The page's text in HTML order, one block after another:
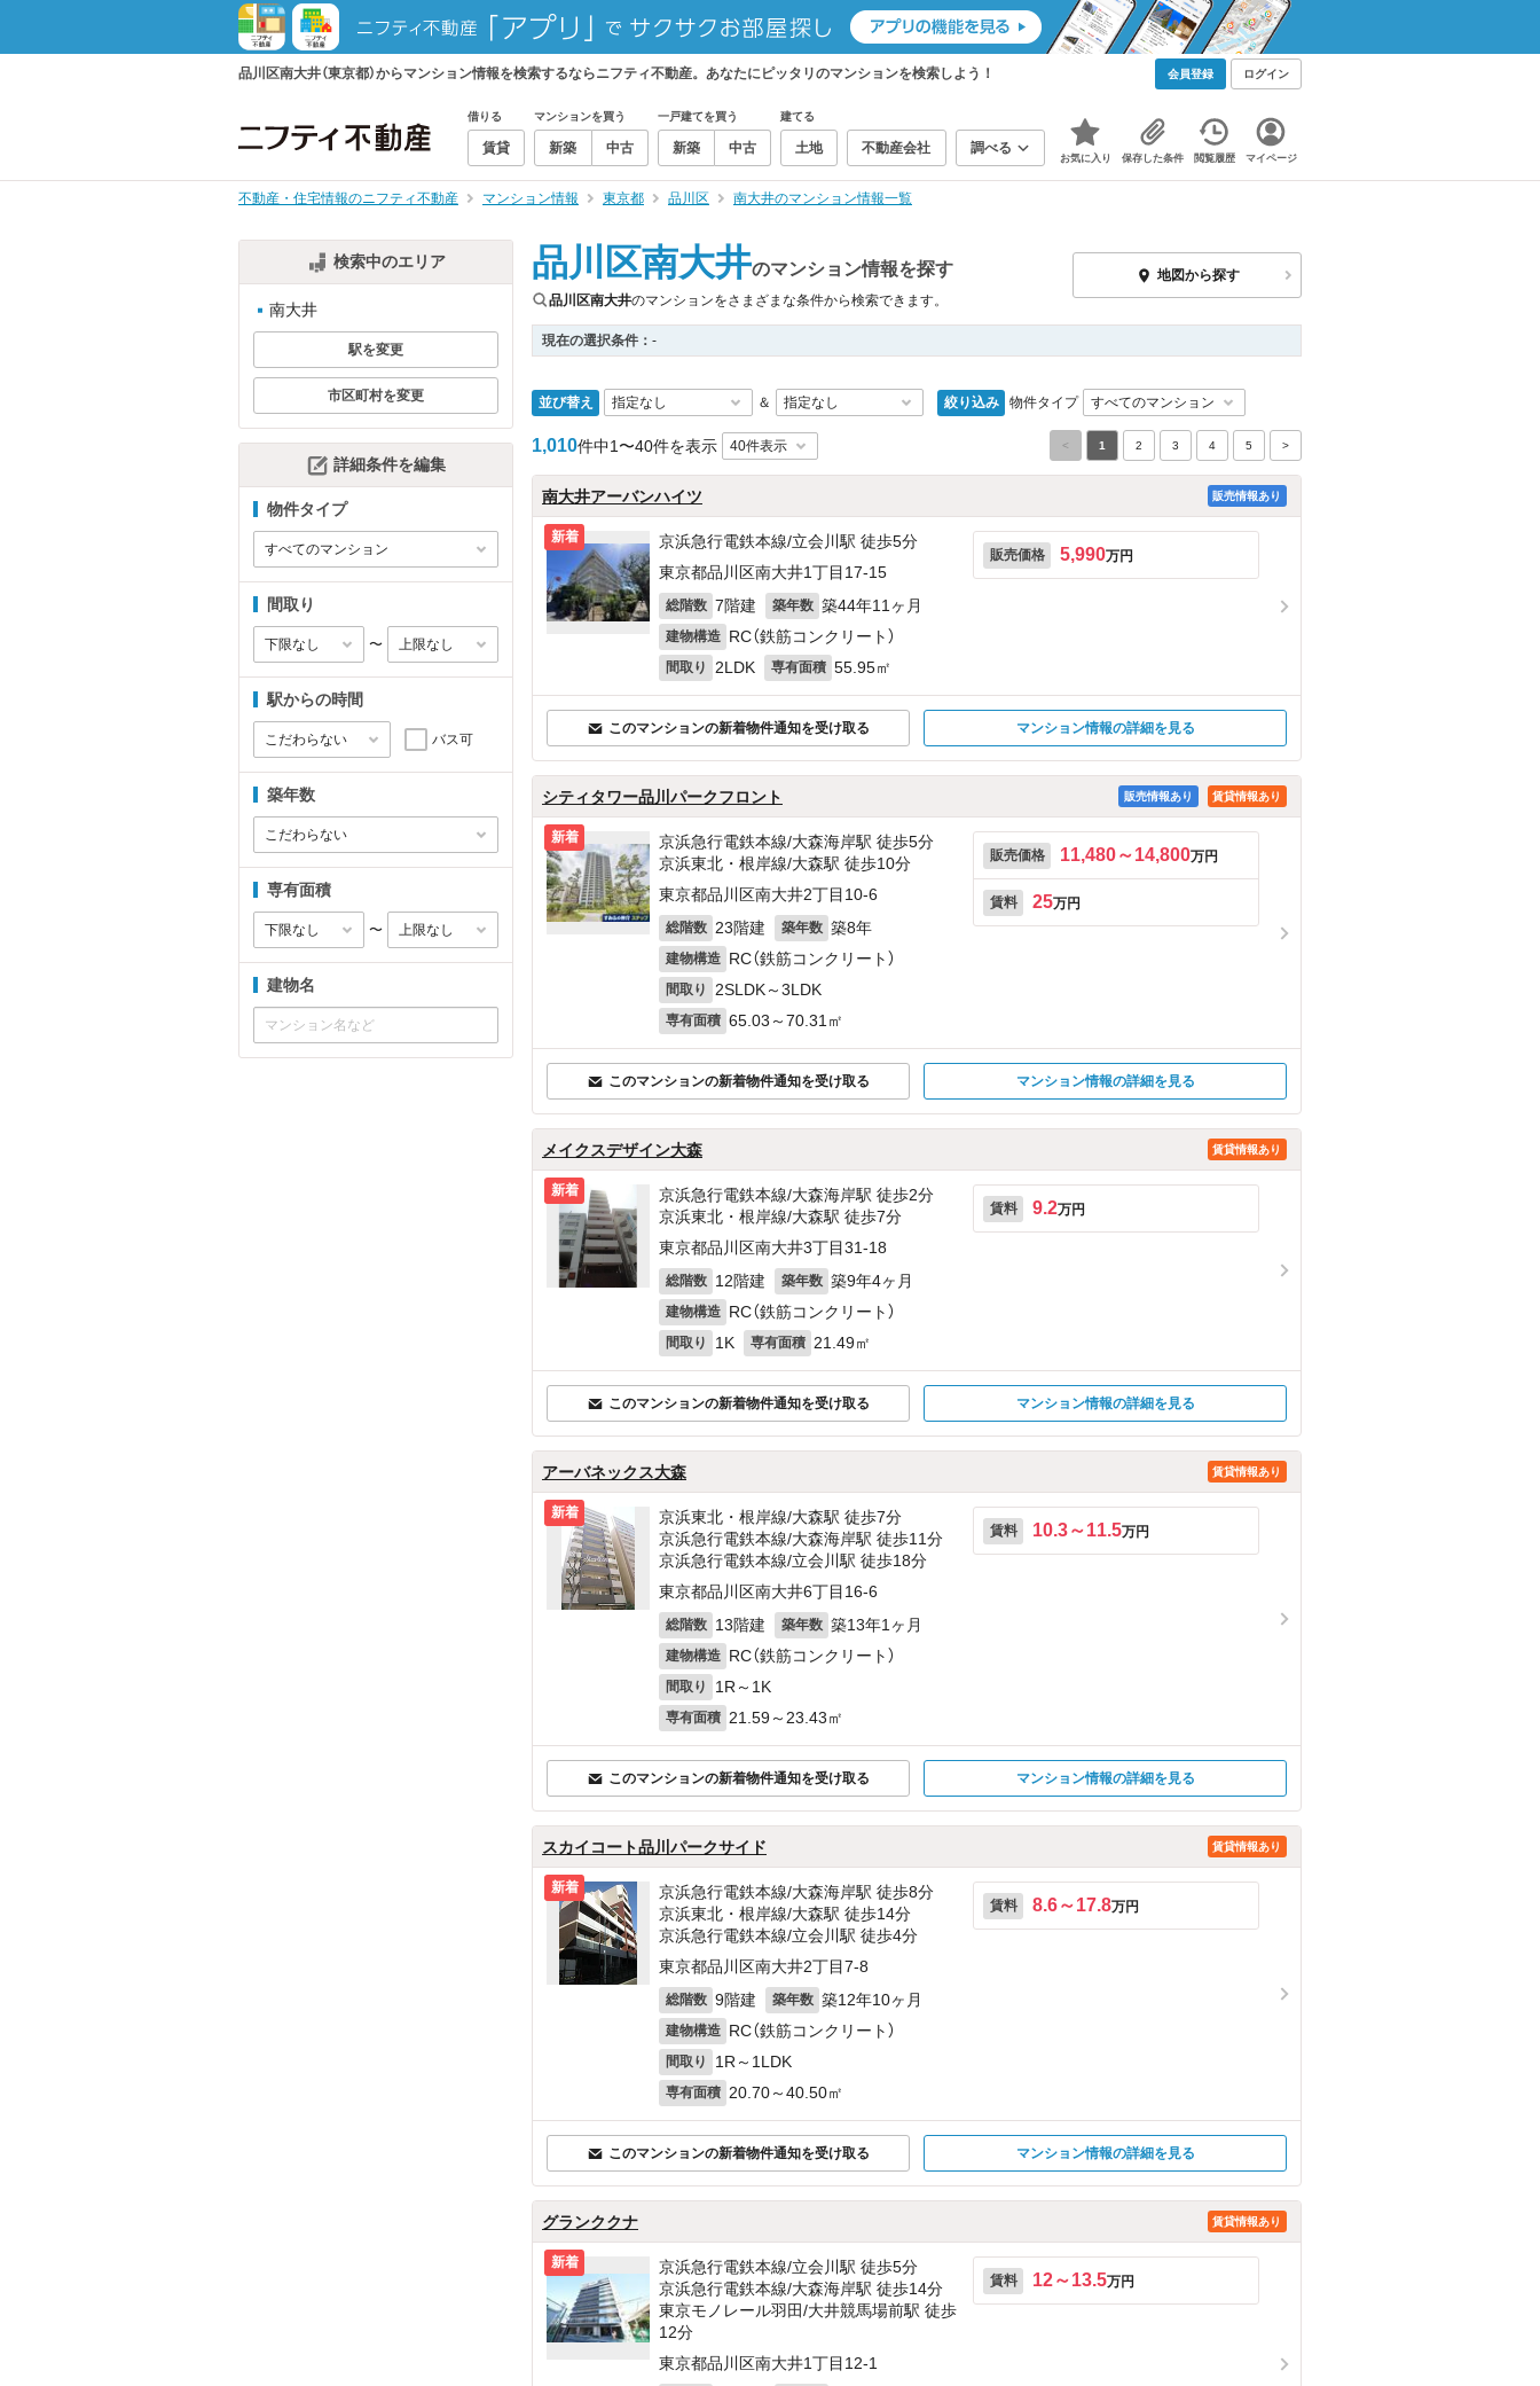
品川区南大井（東京都）からマンション情報を検索するならニフティ不動産。あなたにピッタリのマンションを検索しよう！ 会員登録 ログイン
借りる
賃貸
マンションを買う
新築 中古
一戸建てを買う
新築 中古
建てる
土地 不動産会社 調べる
お気に入り 保存した条件 閲覧履歴 マイページ
不動産・住宅情報のニフティ不動産 マンション情報 東京都 品川区 南大井のマンション情報一覧
検索中のエリア
南大井
駅を変更
市区町村を変更
詳細条件を編集
物件タイプ
間取り
〜
駅からの時間
バス可
築年数
専有面積
〜
建物名
品川区南大井のマンション情報を探す
品川区南大井のマンションをさまざまな条件から検索できます。
地図から探す
現在の選択条件： -
並び替え ＆ 絞り込み 物件タイプ
1,010件中1〜40件を表示 < 1 2 3 4 5 >
南大井アーバンハイツ 販売情報あり
新着
京浜急行電鉄本線/立会川駅 徒歩5分
東京都品川区南大井1丁目17-15
総階数 7階建 築年数 築44年11ヶ月
建物構造 RC（鉄筋コンクリート）
間取り 2LDK 専有面積 55.95㎡
販売価格 5,990万円
このマンションの新着物件通知を受け取る マンション情報の詳細を見る
シティタワー品川パークフロント 販売情報あり 賃貸情報あり
新着
京浜急行電鉄本線/大森海岸駅 徒歩5分
京浜東北・根岸線/大森駅 徒歩10分
東京都品川区南大井2丁目10-6
総階数 23階建 築年数 築8年
建物構造 RC（鉄筋コンクリート）
間取り 2SLDK～3LDK
専有面積 65.03～70.31㎡
販売価格 11,480～14,800万円
賃料 25万円
このマンションの新着物件通知を受け取る マンション情報の詳細を見る
メイクスデザイン大森 賃貸情報あり
新着
京浜急行電鉄本線/大森海岸駅 徒歩2分
京浜東北・根岸線/大森駅 徒歩7分
東京都品川区南大井3丁目31-18
総階数 12階建 築年数 築9年4ヶ月
建物構造 RC（鉄筋コンクリート）
間取り 1K 専有面積 21.49㎡
賃料 9.2万円
このマンションの新着物件通知を受け取る マンション情報の詳細を見る
アーバネックス大森 賃貸情報あり
新着
京浜東北・根岸線/大森駅 徒歩7分
京浜急行電鉄本線/大森海岸駅 徒歩11分
京浜急行電鉄本線/立会川駅 徒歩18分
東京都品川区南大井6丁目16-6
総階数 13階建 築年数 築13年1ヶ月
建物構造 RC（鉄筋コンクリート）
間取り 1R～1K
専有面積 21.59～23.43㎡
賃料 10.3～11.5万円
このマンションの新着物件通知を受け取る マンション情報の詳細を見る
スカイコート品川パークサイド 賃貸情報あり
新着
京浜急行電鉄本線/大森海岸駅 徒歩8分
京浜東北・根岸線/大森駅 徒歩14分
京浜急行電鉄本線/立会川駅 徒歩4分
東京都品川区南大井2丁目7-8
総階数 9階建 築年数 築12年10ヶ月
建物構造 RC（鉄筋コンクリート）
間取り 1R～1LDK
専有面積 20.70～40.50㎡
賃料 8.6～17.8万円
このマンションの新着物件通知を受け取る マンション情報の詳細を見る
グランククナ 賃貸情報あり
新着
京浜急行電鉄本線/立会川駅 徒歩5分
京浜急行電鉄本線/大森海岸駅 徒歩14分
東京モノレール羽田/大井競馬場前駅 徒歩
12分
東京都品川区南大井1丁目12-1
賃料 12～13.5万円